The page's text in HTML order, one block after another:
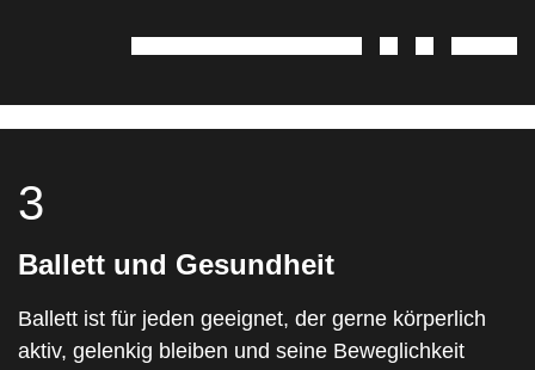
3
Ballett und Gesundheit
Ballett ist für jeden geeignet, der gerne körperlich
aktiv, gelenkig bleiben und seine Beweglichkeit